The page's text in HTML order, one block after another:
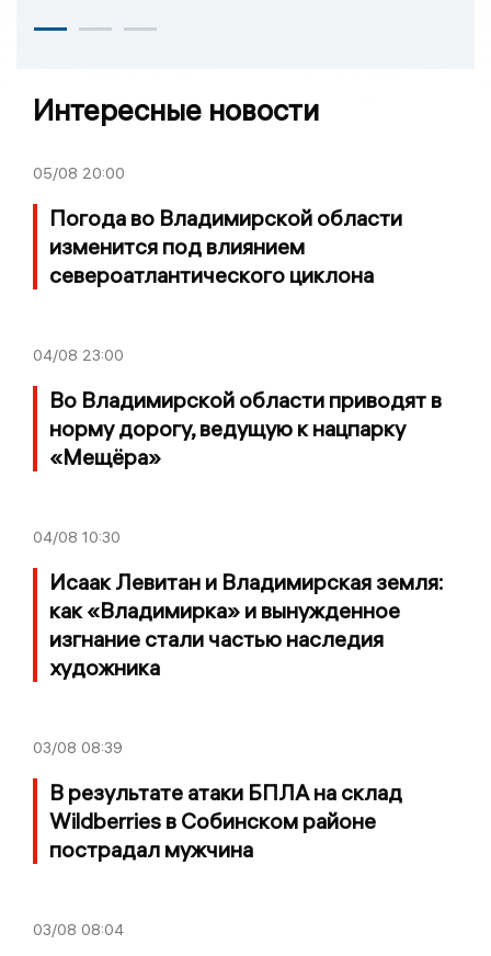
Интересные новости
05/08 20:00
Погода во Владимирской области
изменится под влиянием
североатлантического циклона
04/08 23:00
Во Владимирской области приводят в
норму дорогу, ведущую к нацпарку
«Мещёра»
04/08 10:30
Исаак Левитан и Владимирская земля:
как «Владимирка» и вынужденное
изгнание стали частью наследия
художника
03/08 08:39
В результате атаки БПЛА на склад
Wildberries в Собинском районе
пострадал мужчина
03/08 08:04